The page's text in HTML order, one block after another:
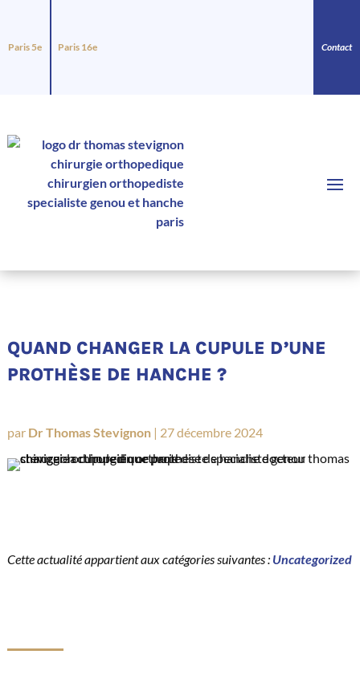
Paris 5e Paris 16e Contact
QUAND CHANGER LA CUPULE D’UNE
PROTHÈSE DE HANCHE ?
par Dr Thomas Stevignon| 27 décembre 2024
Cette actualité appartient aux catégories suivantes : Uncategorized